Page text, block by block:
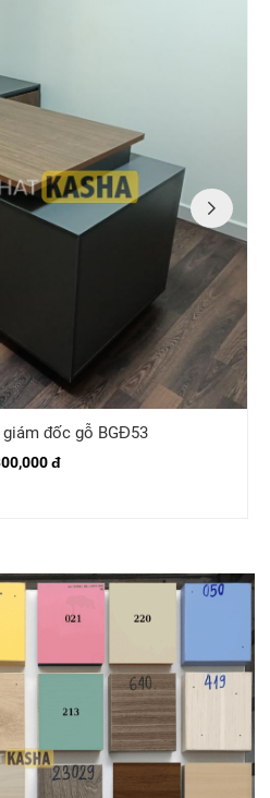
giám đốc gỗ BGĐ53
đ